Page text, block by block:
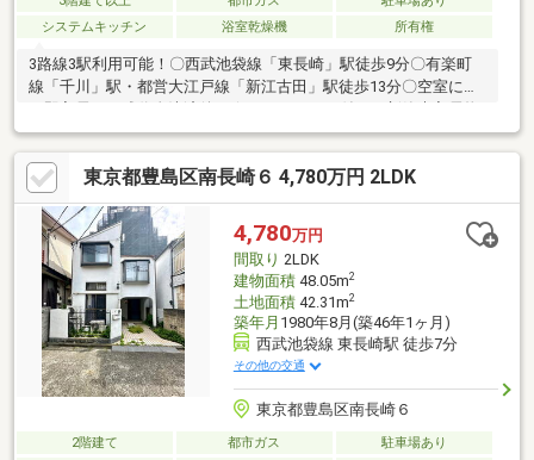
システムキッチン
浴室乾燥機 所有権
3路線3駅利用可能！〇西武池袋線「東長崎」駅徒歩9分〇有楽町
線「千川」駅・都営大江戸線「新江古田」駅徒歩13分〇空室につ
件☆建物面積：64.59m2☆エアコン付き（1階洋室・2階LDK）即
引渡可、浴室乾燥機、駅まで平坦、閑静な住宅地、整形地、シャ
ワー付洗面化粧台、スーパー 徒歩10分以内、総合病院 徒歩10分
以内、複層ガラス、オートバス、温水洗浄便座、浴室に窓、ＴＶ
モニタ付インターホン、全居室フローリング、３階建以上、小学
校 徒歩10分以内、納戸、食器洗乾燥機、浄水器
東京都豊島区南長崎６ 4,780万円 2LDK
4,780万円
間取り 2LDK
建物面積48.05m2
土地面積42.31m2
築年月 1980年8月(築46年1ヶ月)
西武池袋線 東長崎駅 徒歩7分
その他の交通
東京都豊島区南長崎６
2階建て 都市ガス
駐車場あり